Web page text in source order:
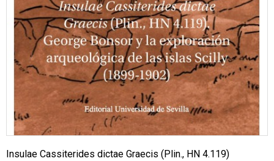
Insulae Cassiterides dictae Graecis (Plin., HN 4.119)